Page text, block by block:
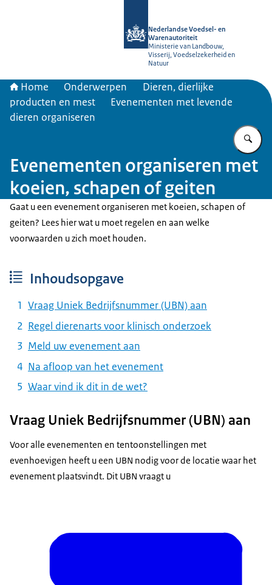
Nederlandse Voedsel- en
Warenautoriteit
Ministerie van Landbouw,
Visserij, Voedselzekerheid en
Natuur
Home Onderwerpen
Dieren, dierlijke
producten en mest
Evenementen met levende
dieren organiseren
Evenementen organiseren met
koeien, schapen of geiten
Gaat u een evenement organiseren met koeien, schapen of
geiten? Lees hier wat u moet regelen en aan welke
voorwaarden u zich moet houden.
Inhoudsopgave
Vraag Uniek Bedrijfsnummer (UBN) aan
Regel dierenarts voor klinisch onderzoek
Meld uw evenement aan
Na afloop van het evenement
Waar vind ik dit in de wet?
Vraag Uniek Bedrijfsnummer (UBN) aan
Voor alle evenementen en tentoonstellingen met
evenhoevigen heeft u een UBN nodig voor de locatie waar het
evenement plaatsvindt. Dit UBN vraagt u